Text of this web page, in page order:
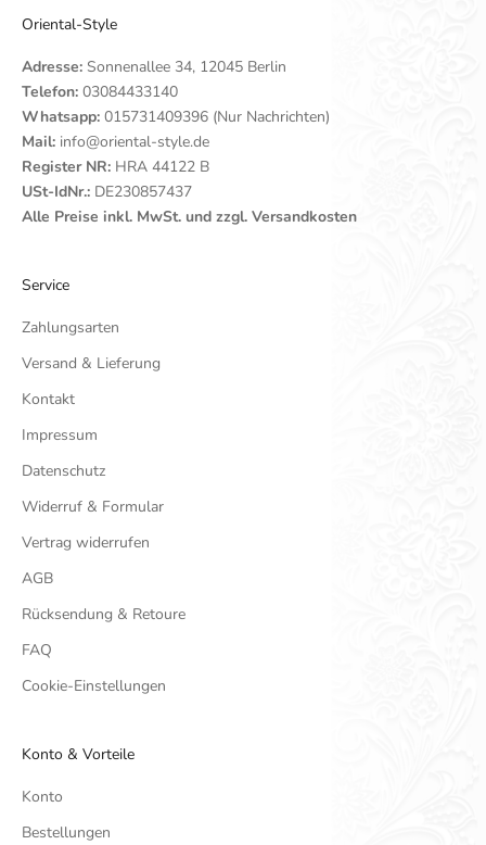
Oriental-Style
Adresse: Sonnenallee 34, 12045 Berlin
Telefon: 03084433140
Whatsapp: 015731409396 (Nur Nachrichten)
Mail: info@oriental-style.de
Register NR: HRA 44122 B
USt-IdNr.: DE230857437
Alle Preise inkl. MwSt. und zzgl. Versandkosten
Service
Zahlungsarten
Versand & Lieferung
Kontakt
Impressum
Datenschutz
Widerruf & Formular
Vertrag widerrufen
AGB
Rücksendung & Retoure
FAQ
Cookie-Einstellungen
Konto & Vorteile
Konto
Bestellungen